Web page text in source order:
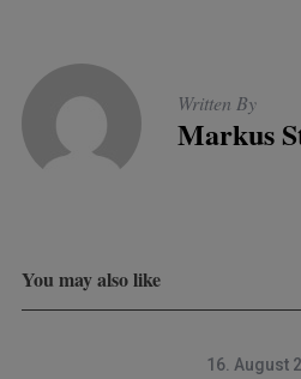
Written By
Markus
You may also like
16. August